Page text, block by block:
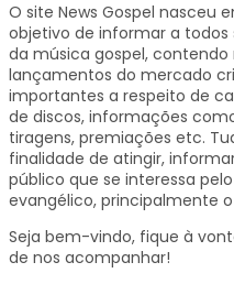
O site News Gospel nasceu
objetivo de informar a todos
da música gospel, contendo
lançamentos do mercado
importantes a respeito de
de discos, informações
tiragens, premiações etc.
finalidade de atingir,
público que se interessa
evangélico, principalmente
Seja bem-vindo, fique à
de nos acompanhar!